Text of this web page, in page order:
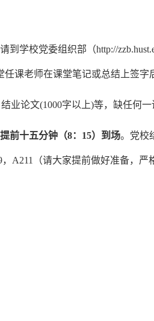
到学校党委组织部（http://
课老师在课堂笔记或总结上签字
结业论文(1000字以上)等，缺任何一
前十五分钟（8： 15）到场。党校
， A211 （请大家提前做好准备，严